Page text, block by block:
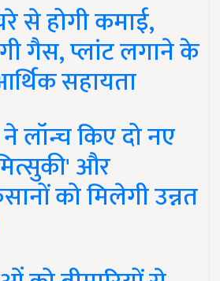
से होगी कमाई,
गैस, प्लांट लगाने के
सहायता
लॉन्च किए दो नए
और
को मिलेगी उन्नत